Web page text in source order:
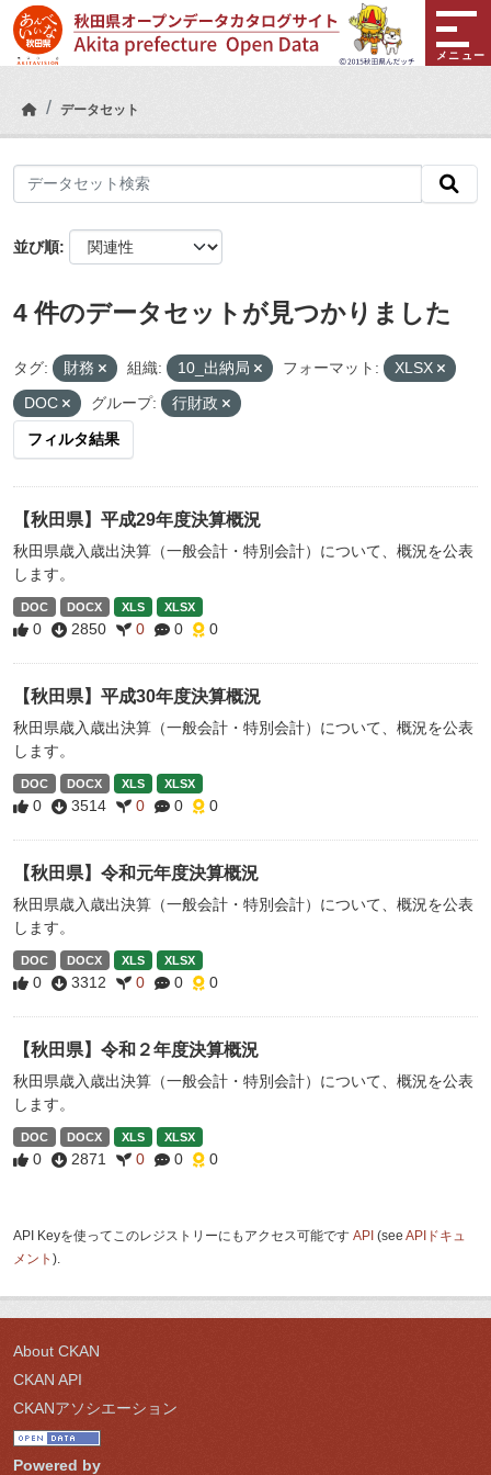
Skip to main content
メニュー
データセット
並び順
4 件のデータセットが見つかりました
タグ: 財務 組織: 10_出納局 フォーマット:
XLSX
DOC
グループ: 行財政
フィルタ結果
【秋田県】平成29年度決算概況
秋田県歳入歳出決算（一般会計・特別会計）について、概況を公表
します。
DOC DOCX XLS XLSX
0 2850 0 0 0
【秋田県】平成30年度決算概況
秋田県歳入歳出決算（一般会計・特別会計）について、概況を公表
します。
DOC DOCX XLS XLSX
0 3514 0 0 0
【秋田県】令和元年度決算概況
秋田県歳入歳出決算（一般会計・特別会計）について、概況を公表
します。
DOC DOCX XLS XLSX
0 3312 0 0 0
【秋田県】令和２年度決算概況
秋田県歳入歳出決算（一般会計・特別会計）について、概況を公表
します。
DOC DOCX XLS XLSX
0 2871 0 0 0
API Keyを使ってこのレジストリーにもアクセス可能です API (see APIドキュ
メント ).
About CKAN
CKAN API
CKANアソシエーション
Powered by